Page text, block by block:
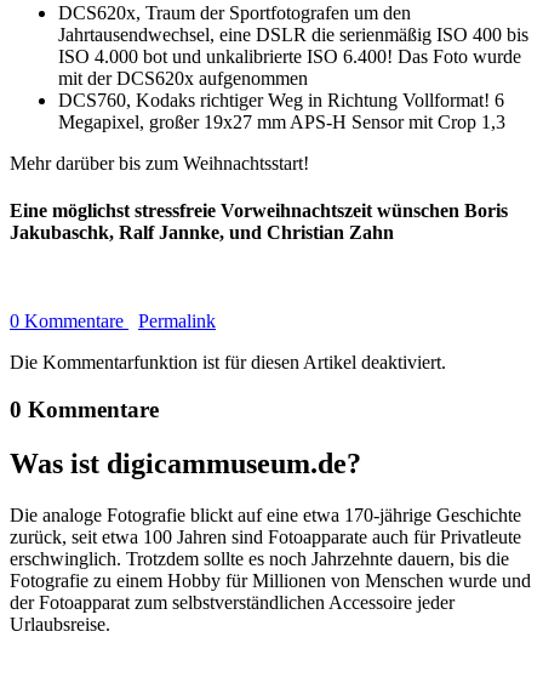
DCS620x, Traum der Sportfotografen um den
Jahrtausendwechsel, eine DSLR die serienmäßig ISO 400 bis
ISO 4.000 bot und unkalibrierte ISO 6.400! Das Foto wurde
mit der DCS620x aufgenommen
DCS760, Kodaks richtiger Weg in Richtung Vollformat! 6
Megapixel, großer 19x27 mm APS-H Sensor mit Crop 1,3
Mehr darüber bis zum Weihnachtsstart!
Eine möglichst stressfreie Vorweihnachtszeit wünschen Boris
Jakubaschk, Ralf Jannke, und Christian Zahn
0 Kommentare
Permalink
Die Kommentarfunktion ist für diesen Artikel deaktiviert.
0 Kommentare
Was ist digicammuseum.de?
Die analoge Fotografie blickt auf eine etwa 170-jährige Geschichte
zurück, seit etwa 100 Jahren sind Fotoapparate auch für Privatleute
erschwinglich. Trotzdem sollte es noch Jahrzehnte dauern, bis die
Fotografie zu einem Hobby für Millionen von Menschen wurde und
der Fotoapparat zum selbstverständlichen Accessoire jeder
Urlaubsreise.